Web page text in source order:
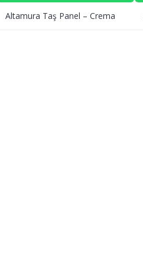
Altamura Taş Panel – Crema